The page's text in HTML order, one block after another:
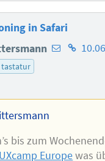
in Safari
E-
des
Autors
tastatur
bis zum
UXcamp Europewas